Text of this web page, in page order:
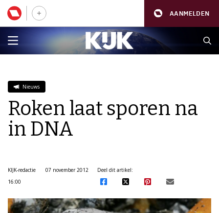
AANMELDEN
Nieuws
Roken laat sporen na
in DNA
KIJK-redactie
07 november 2012
16:00
Deel dit artikel: